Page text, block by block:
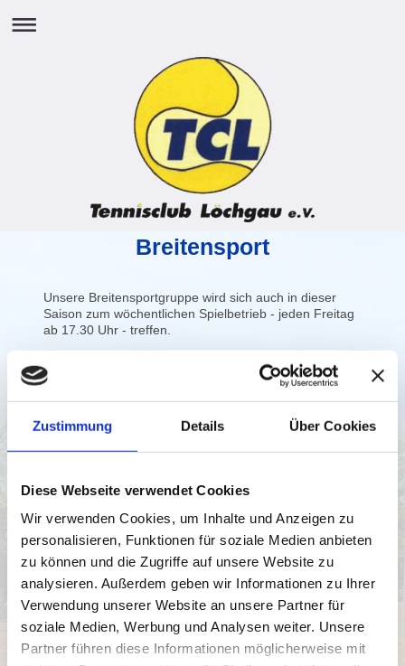
Zustimmung Details Über Cookies
Diese Webseite verwendet Cookies
Wir verwenden Cookies, um Inhalte und Anzeigen zu
personalisieren, Funktionen für soziale Medien anbieten
zu können und die Zugriffe auf unsere Website zu
analysieren. Außerdem geben wir Informationen zu Ihrer
Verwendung unserer Website an unsere Partner für
soziale Medien, Werbung und Analysen weiter. Unsere
Partner führen diese Informationen möglicherweise mit
Breitensport
Unsere Breitensportgruppe wird sich auch in dieser
Saison zum wöchentlichen Spielbetrieb - jeden Freitag
ab 17.30 Uhr - treffen.
Die übrigen Aktivitäten werden wir wie jedes Jahr beim
Training rechtzeitig bekanntgeben.
Kommen lohnt sich. Wir sind eine nette, gemischte